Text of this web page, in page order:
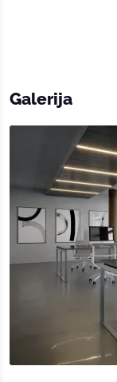
Galerija